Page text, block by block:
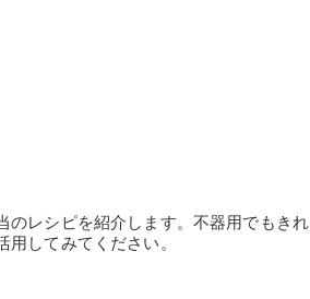
のレシピを紹介します。不器用でもきれ
してみてください。